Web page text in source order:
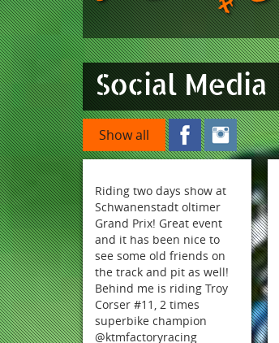
Social Media
Show all
Riding two days show at
Schwanenstadt oltimer
Grand Prix! Great event
and it has been nice to
see some old friends on
the track and pit as well!
Behind me is riding Troy
Corser #11, 2 times
superbike champion
@ktmfactoryracing